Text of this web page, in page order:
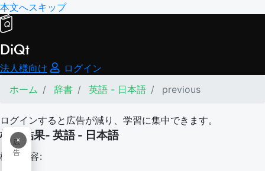
本文へスキップ
DiQt
法人様向け
ログイン
ホーム
辞書 英語 - 日本語 previous
ログインすると広告が減り、学習に集中できます。
×
広
告
検索結果- 英語 - 日本語
検索内容: